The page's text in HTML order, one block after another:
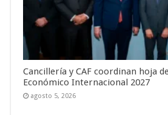
Cancillería y CAF coordinan hoja
Económico Internacional 2027
agosto 5, 2026